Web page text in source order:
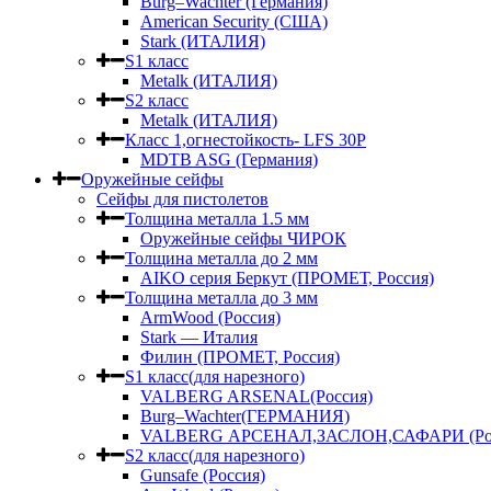
American Security (США)
Stark (ИТАЛИЯ)
S1 класс
Metalk (ИТАЛИЯ)
S2 класс
Metalk (ИТАЛИЯ)
Класс 1,огнестойкость- LFS 30P
MDTB ASG (Германия)
Оружейные сейфы
Сейфы для пистолетов
Толщина металла 1.5 мм
Оружейные сейфы ЧИРОК
Толщина металла до 2 мм
AIKO серия Беркут (ПРОМЕТ, Россия)
Толщина металла до 3 мм
ArmWood (Россия)
Stark — Италия
Филин (ПРОМЕТ, Россия)
S1 класс(для нарезного)
VALBERG ARSENAL(Россия)
Burg–Wachter(ГЕРМАНИЯ)
VALBERG АРСЕНАЛ,ЗАСЛОН,САФАРИ
S2 класс(для нарезного)
Gunsafe (Россия)